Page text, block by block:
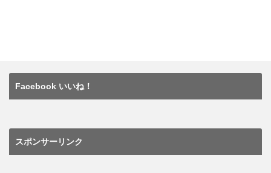
Facebook いいね！
スポンサーリンク